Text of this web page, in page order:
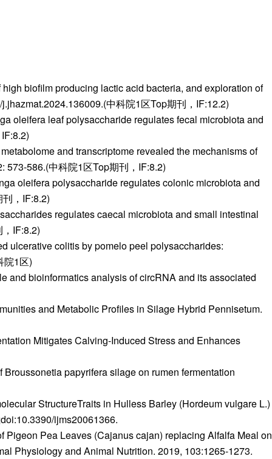
biofilm producing lactic acid bacteria, and exploration of
中科院1区Top期刊，IF:12.2)
oleifera leaf polysaccharide regulates fecal microbiota and
and transcriptome revealed the mechanisms of
586.(中科院1区Top期刊，IF:8.2)
oleifera polysaccharide regulates colonic microbiota and
，IF:8.2)
regulates caecal microbiota and small intestinal
IF:8.2)
ulcerative colitis by pomelo peel polysaccharides:
院1区)
and bioinformatics analysis of circRNA and its associated
and Metabolic Profiles in Silage Hybrid Pennisetum.
Mitigates Calving-Induced Stress and Enhances
papyrifera silage on rumen fermentation
StructureTraits in Hulless Barley (Hordeum vulgare L.)
ijms20061366.
Pea Leaves (Cajanus cajan) replacing Alfalfa Meal on
Physiology and Animal Nutrition. 2019, 103:1265-1273.